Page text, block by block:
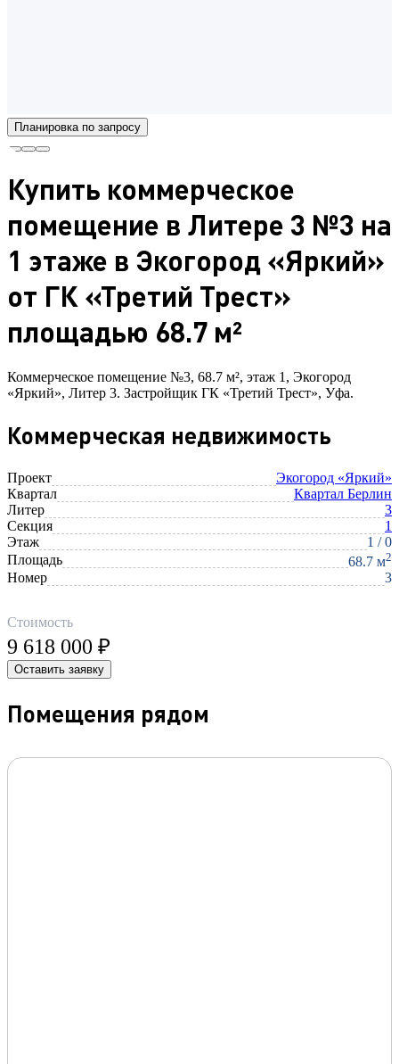
Планировка по запросу
Купить коммерческое
помещение в Литере 3 №3 на
1 этаже в Экогород «Яркий»
от ГК «Третий Трест»
площадью 68.7 м²
Коммерческое помещение №3, 68.7 м², этаж 1, Экогород
«Яркий», Литер 3. Застройщик ГК «Третий Трест», Уфа.
Коммерческая недвижимость
Проект
Экогород «Яркий»
Квартал
Квартал Берлин
Литер
3
Секция
1
Этаж
1 / 0
Площадь
68.7 м2
Номер 3
Стоимость
9 618 000 ₽
Оставить заявку
Помещения рядом